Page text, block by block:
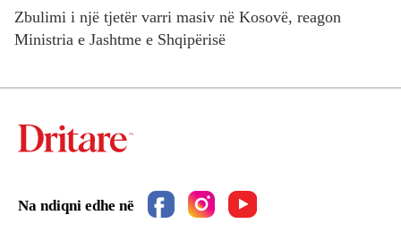
Zbulimi i një tjetër varri masiv në Kosovë, reagon
Ministria e Jashtme e Shqipërisë